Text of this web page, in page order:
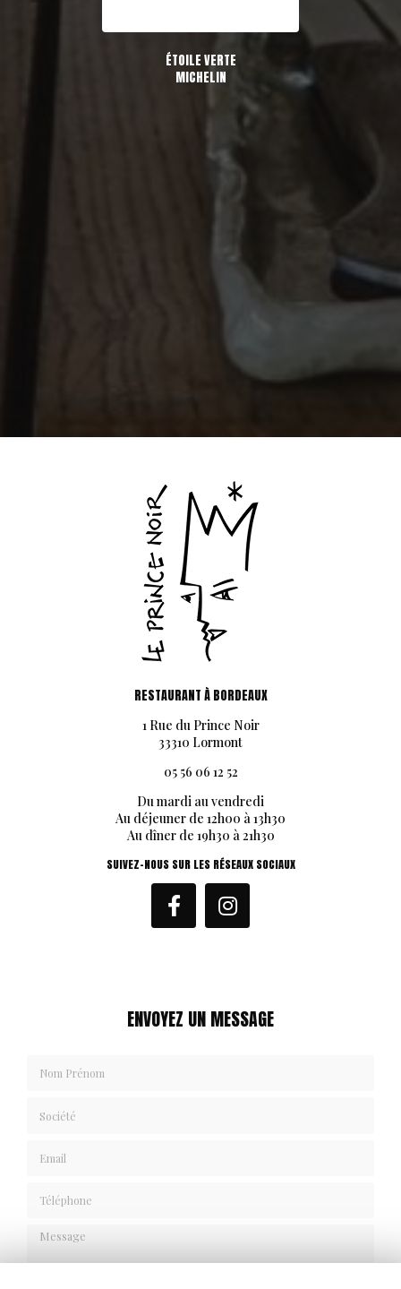
ÉTOILE VERTE
MICHELIN
RESTAURANT À BORDEAUX
1 Rue du Prince Noir
33310 Lormont
05 56 06 12 52
Du mardi au vendredi
Au déjeuner de 12h00 à 13h30
Au dîner de 19h30 à 21h30
SUIVEZ-NOUS SUR LES RÉSEAUX SOCIAUX
ENVOYEZ UN MESSAGE
Message